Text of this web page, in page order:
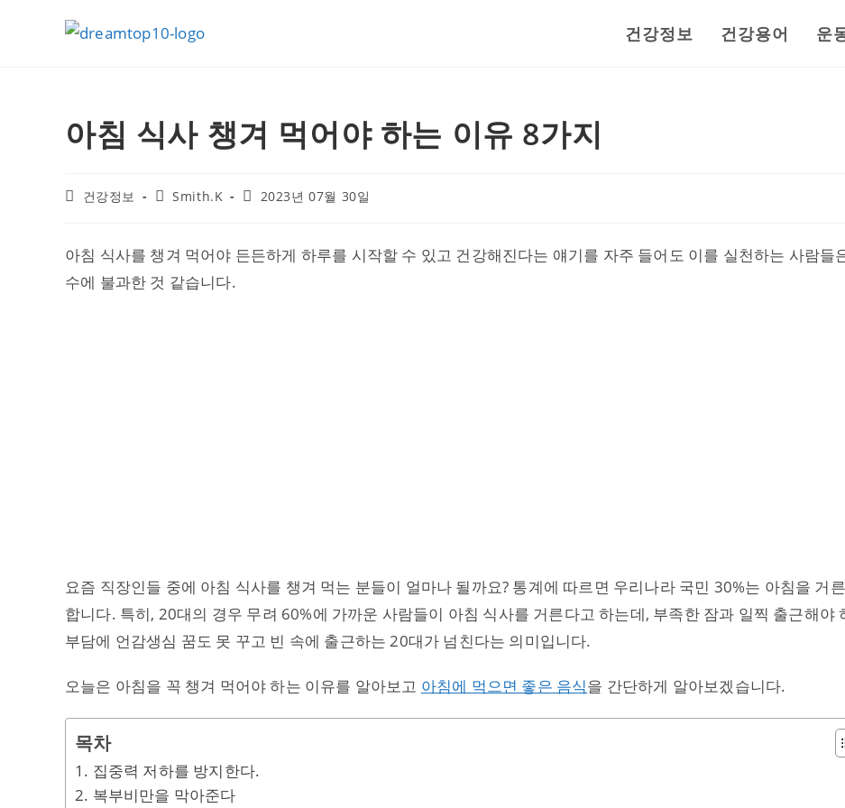
건강정보 건강용어 운
아침 식사 챙겨 먹어야 하는 이유 8가지
Post건강정보
PostSmith.K
Post2023년 07월 30일
아침 식사를 챙겨 먹어야 든든하게 하루를 시작할 수 있고 건강해진다는 얘기를 자주 들어도 이를 실천하는 사람들
수에 불과한 것 같습니다.
요즘 직장인들 중에 아침 식사를 챙겨 먹는 분들이 얼마나 될까요? 통계에 따르면 우리나라 국민 30%는 아침을 거
합니다. 특히, 20대의 경우 무려 60%에 가까운 사람들이 아침 식사를 거른다고 하는데, 부족한 잠과 일찍 출근해야
부담에 언감생심 꿈도 못 꾸고 빈 속에 출근하는 20대가 넘친다는 의미입니다.
오늘은 아침을 꼭 챙겨 먹어야 하는 이유를 알아보고 아침에 먹으면 좋은 음식을 간단하게 알아보겠습니다.
목차
1. 집중력 저하를 방지한다.
2. 복부비만을 막아준다